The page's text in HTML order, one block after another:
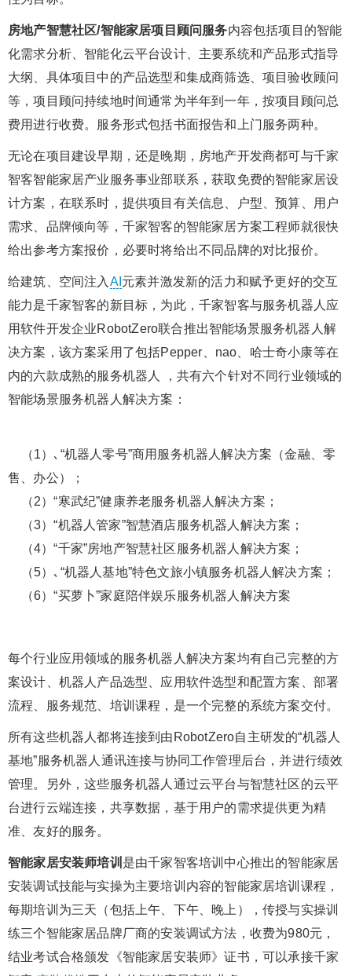
房地产智慧社区/智能家居项目顾问服务内容包括项目的智能
化需求分析、智能化云平台设计、主要系统和产品形式指导
大纲、具体项目中的产品选型和集成商筛选、项目验收顾问
等，项目顾问持续地时间通常为半年到一年，按项目顾问总
费用进行收费。服务形式包括书面报告和上门服务两种。
无论在项目建设早期，还是晚期，房地产开发商都可与千家
智客智能家居产业服务事业部联系，获取免费的智能家居设
计方案，在联系时，提供项目有关信息、户型、预算、用户
需求、品牌倾向等，千家智客的智能家居方案工程师就很快
给出参考方案报价，必要时将给出不同品牌的对比报价。
给建筑、空间注入 AI 元素并激发新的活力和赋予更好的交互
能力是千家智客的新目标，为此，千家智客与服务机器人应
用软件开发企业RobotZero联合推出智能场景服务机器人解
决方案，该方案采用了包括Pepper、nao、哈士奇小康等在
内的六款成熟的服务机器人 ，共有六个针对不同行业领域的
智能场景服务机器人解决方案：
（1）､“机器人零号”商用服务机器人解决方案（金融、零
售、办公）；
（2）“寒武纪”健康养老服务机器人解决方案；
（3）“机器人管家”智慧酒店服务机器人解决方案；
（4）“千家”房地产智慧社区服务机器人解决方案；
（5）､“机器人基地”特色文旅小镇服务机器人解决方案；
（6）“买萝卜”家庭陪伴娱乐服务机器人解决方案
每个行业应用领域的服务机器人解决方案均有自己完整的方
案设计、机器人产品选型、应用软件选型和配置方案、部署
流程、服务规范、培训课程，是一个完整的系统方案交付。
所有这些机器人都将连接到由RobotZero自主研发的“机器人
基地”服务机器人通讯连接与协同工作管理后台，并进行绩效
管理。另外，这些服务机器人通过云平台与智慧社区的云平
台进行云端连接，共享数据，基于用户的需求提供更为精
准、友好的服务。
智能家居安装师培训 是由千家智客培训中心推出的智能家居
安装调试技能与实操为主要培训内容的智能家居培训课程，
每期培训为三天（包括上午、下午、晚上），传授与实操训
练三个智能家居品牌厂商的安装调试方法，收费为980元，
结业考试合格颁发《智能家居安装师》证书，可以承接千家